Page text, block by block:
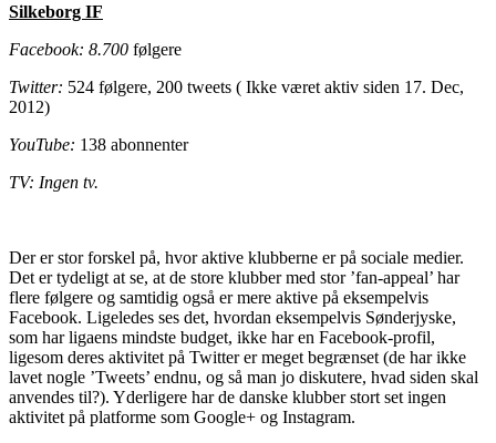
Silkeborg IF
Facebook: 8.700 følgere
Twitter: 524 følgere, 200 tweets ( Ikke været aktiv siden 17. Dec,
2012)
YouTube: 138 abonnenter
TV: Ingen tv.
Der er stor forskel på, hvor aktive klubberne er på sociale medier.
Det er tydeligt at se, at de store klubber med stor ’fan-appeal’ har
flere følgere og samtidig også er mere aktive på eksempelvis
Facebook. Ligeledes ses det, hvordan eksempelvis Sønderjyske,
som har ligaens mindste budget, ikke har en Facebook-profil,
ligesom deres aktivitet på Twitter er meget begrænset (de har ikke
lavet nogle ’Tweets’ endnu, og så man jo diskutere, hvad siden skal
anvendes til?). Yderligere har de danske klubber stort set ingen
aktivitet på platforme som Google+ og Instagram.